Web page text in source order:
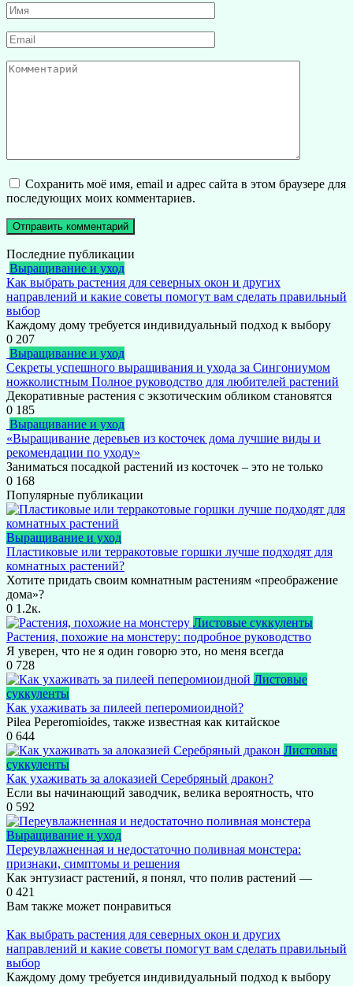
Имя
*
Email
*
Комментарий
Сохранить моё имя, email и адрес сайта в этом браузере для
последующих моих комментариев.
Последние публикации
Выращивание и уход
Как выбрать растения для северных окон и других
направлений и какие советы помогут вам сделать правильный
выбор
Каждому дому требуется индивидуальный подход к выбору
0 207
Выращивание и уход
Секреты успешного выращивания и ухода за Сингониумом
ножколистным Полное руководство для любителей растений
Декоративные растения с экзотическим обликом становятся
0 185
Выращивание и уход
«Выращивание деревьев из косточек дома лучшие виды и
рекомендации по уходу»
Заниматься посадкой растений из косточек – это не только
0 168
Популярные публикации
Выращивание и уход
Пластиковые или терракотовые горшки лучше подходят для
комнатных растений?
Хотите придать своим комнатным растениям «преображение
дома»?
0 1.2к.
Листовые суккуленты
Растения, похожие на монстеру: подробное руководство
Я уверен, что не я один говорю это, но меня всегда
0 728
Листовые
суккуленты
Как ухаживать за пилеей пеперомиоидной?
Pilea Peperomioides, также известная как китайское
0 644
Листовые
суккуленты
Как ухаживать за алоказией Серебряный дракон?
Если вы начинающий заводчик, велика вероятность, что
0 592
Выращивание и уход
Переувлажненная и недостаточно поливная монстера:
признаки, симптомы и решения
Как энтузиаст растений, я понял, что полив растений —
0 421
Вам также может понравиться
Как выбрать растения для северных окон и других
направлений и какие советы помогут вам сделать правильный
выбор
Каждому дому требуется индивидуальный подход к выбору